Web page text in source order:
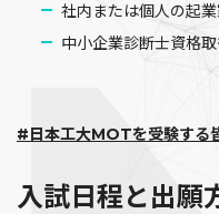
社内または個人の起
中小企業診断士資格
#日本工大MOTを受験する
入試日程と出願